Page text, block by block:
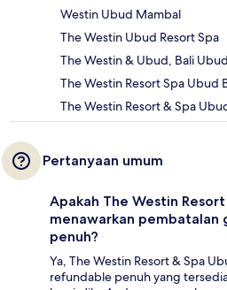
Westin Ubud Mambal
The Westin Ubud Resort Spa
The Westin & Ubud, Bali Ubud
The Westin Resort Spa Ubud
The Westin Resort & Spa
Pertanyaan umum
Apakah The Westin
menawarkan pembatalan
penuh?
Ya, The Westin Resort & Spa
refundable penuh yang